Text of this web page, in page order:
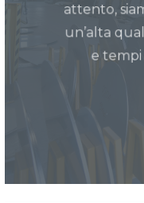
attento,
un’alta
e tempi